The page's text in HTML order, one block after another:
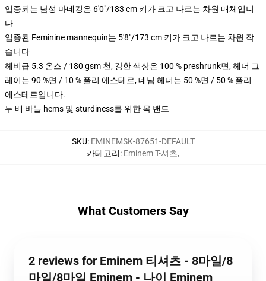
입증되는 남성 마네킹은 6'0"/183 cm 키가 크고 나르는 차원 매체입니
다
입증된 Feminine mannequin는 5'8"/173 cm 키가 크고 나르는 차원 작
습니다
헤비급 5.3 온스 / 180 gsm 천, 강한 색상은 100 % preshrunk면, 헤더 그
레이는 90 %면 / 10 % 폴리 에스테르, 데님 헤더는 50 %면 / 50 % 폴리
에스테르입니다.
두 배 바늘 hems 및 sturdiness를 위한 목 밴드
SKU: EMINEMSK-87651-DEFAULT
카테고리: Eminem T-셔츠,
What Customers Say
2 reviews for Eminem 티셔츠 - 8마일/8
마일/8마일 Eminem - 나이 Eminem